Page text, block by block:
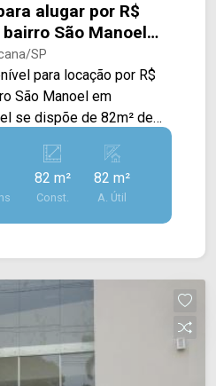
alugar por R$
São Manoel
SP
para locação por R$
São Manoel em
em piso frio, fachada em
Ardito, próximo a
restaurantes e comercio
97169-1100 Telefone
82 m²
Const.
82 m²
A. Útil